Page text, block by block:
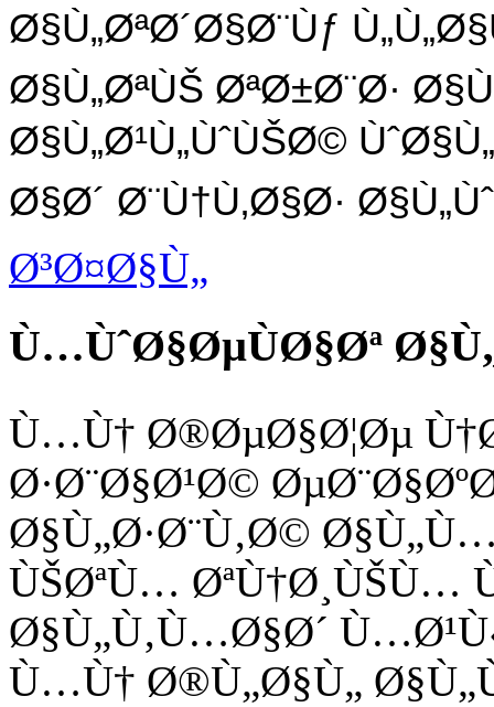
Ø§Ù„ØªØ´Ø§Ø¨Ùƒ
Ø§Ù„ØªÙŠ ØªØ±Ø¨Ø·
Ø§Ù„Ø¹Ù„ÙˆÙŠØ©
Ø§Ø´ Ø¨Ù†Ù‚Ø§Ø·
Ø³Ø¤Ø§Ù„
Ù…ÙˆØ§ØµÙØ§Øª
Ù…Ù† Ø®ØµØ§Ø¦Øµ
Ø·Ø¨Ø§Ø¹Ø©
Ø§Ù„Ø·Ø¨Ù‚Ø©
ÙŠØªÙ… ØªÙ†Ø¸ÙŠÙ…
Ø§Ù„Ù‚Ù…Ø§Ø´
Ù…Ù† Ø®Ù„Ø§Ù„